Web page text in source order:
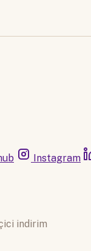
Instagram
indirim